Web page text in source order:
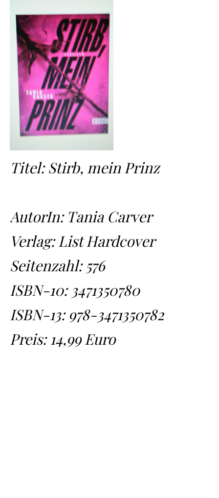
Titel: Stirb, mein Prinz
AutorIn: Tania Carver
Verlag: List Hardcover
Seitenzahl: 576
ISBN-10: 3471350780
ISBN-13: 978-3471350782
Preis: 14,99 Euro